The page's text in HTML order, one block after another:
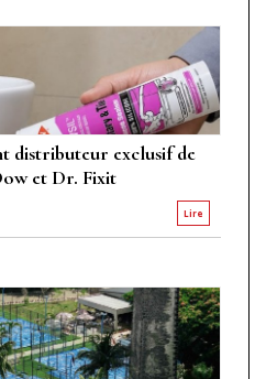
distributeur exclusif de
et Dr. Fixit
Lire